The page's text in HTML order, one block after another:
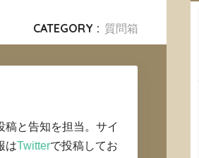
CATEGORY : 質問箱
と告知を担当。サイ
はTwitterで投稿してお